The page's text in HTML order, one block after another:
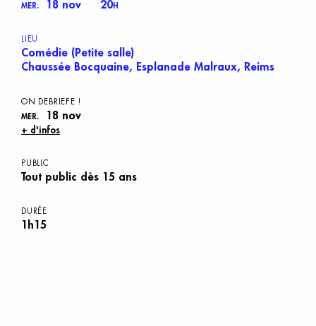
MER.
18 nov 20H
LIEU
Comédie (Petite salle)
Chaussée Bocquaine, Esplanade Malraux, Reims
O N D EBRIEFE !
MER.
18 nov
+ d'infos
PUBLIC
Tout public dès 15 ans
DURÉE
1h15